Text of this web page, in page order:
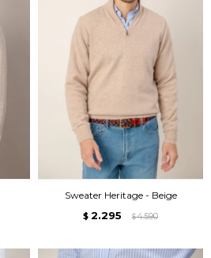
Sweater Heritage - Beige
$ 2.295 $ 4.590